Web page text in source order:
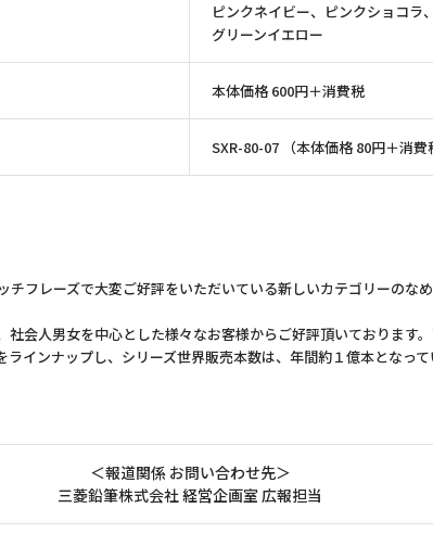
ピンクネイビー、ピンクショコラ
グリーンイエロー
本体価格 600円＋消費税
SXR-80-07 （本体価格 80円＋消費
フレーズで大変ご好評をいただいている新しいカテゴリーのな
会人男女を中心とした様々なお客様からご好評頂いております
ンナップし、シリーズ世界販売本数は、年間約１億本となって
＜報道関係 お問い合わせ先＞
三菱鉛筆株式会社 経営企画室 広報担当